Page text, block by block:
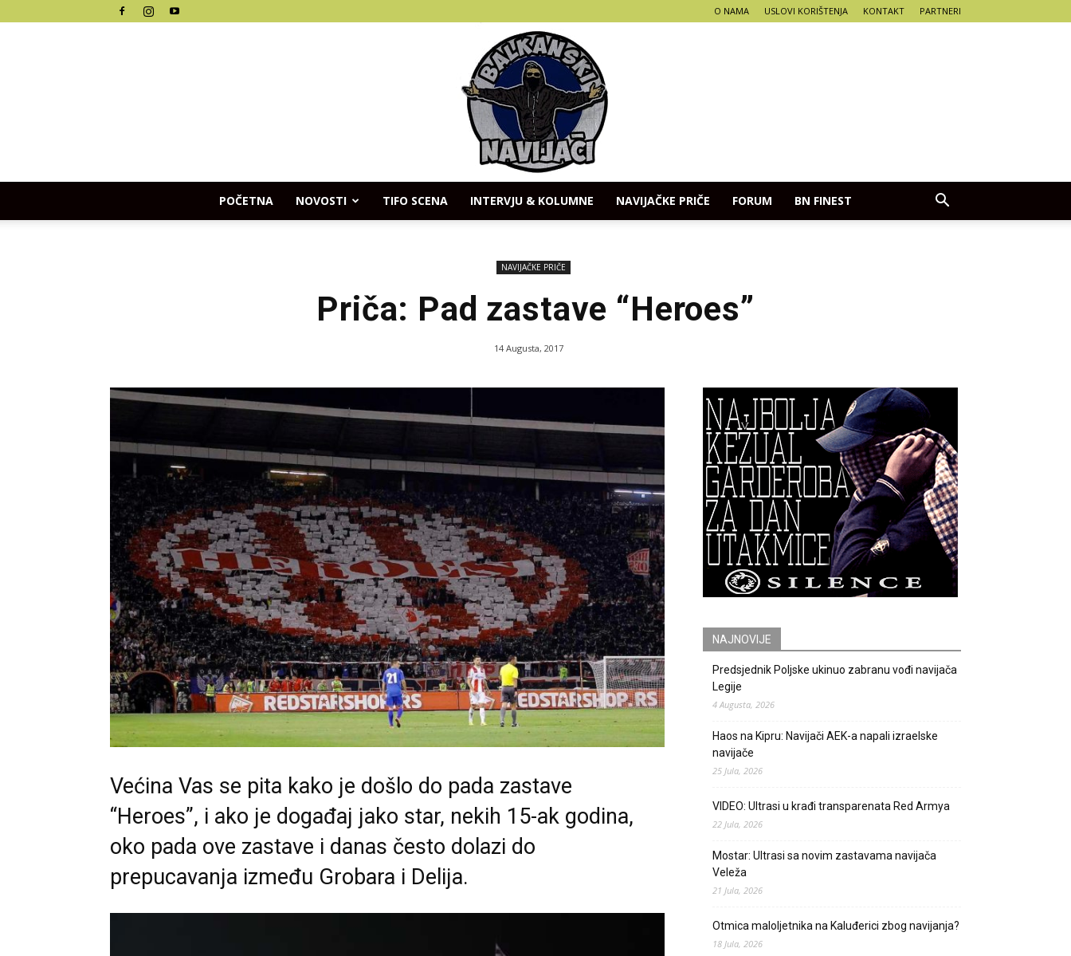
O NAMA USLOVI KORIŠTENJA KONTAKT PARTNERI
POČETNA NOVOSTI TIFO SCENA INTERVJU & KOLUMNE NAVIJAČKE PRIČE FORUM BN FINEST
NAVIJAČKE PRIČE
Priča: Pad zastave “Heroes”
14 Augusta, 2017
Većina Vas se pita kako je došlo do pada zastave
“Heroes”, i ako je događaj jako star, nekih 15-ak godina,
oko pada ove zastave i danas često dolazi do
prepucavanja između Grobara i Delija.
NAJNOVIJE
Predsjednik Poljske ukinuo zabranu vođi navijača
Legije
4 Augusta, 2026
Haos na Kipru: Navijači AEK-a napali izraelske
navijače
25 Jula, 2026
VIDEO: Ultrasi u krađi transparenata Red Armya
22 Jula, 2026
Mostar: Ultrasi sa novim zastavama navijača
Veleža
21 Jula, 2026
Otmica maloljetnika na Kaluđerici zbog navijanja?
18 Jula, 2026